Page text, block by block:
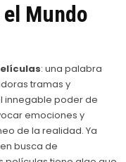
Mundo
: una palabra
tramas y
innegable poder de
emociones y
de la realidad. Ya
busca de